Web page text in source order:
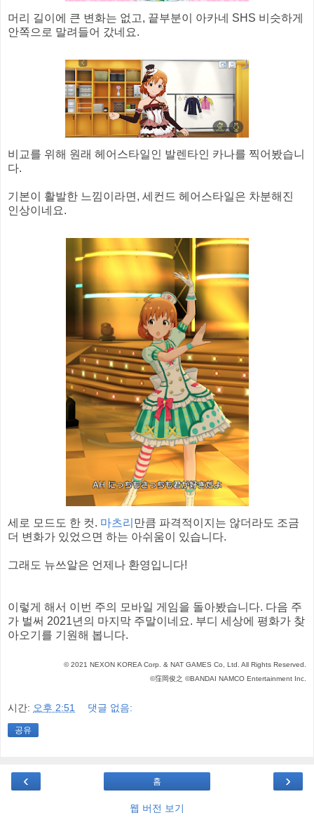
머리 길이에 큰 변화는 없고, 끝부분이 아카네 SHS 비슷하게
안쪽으로 말려들어 갔네요.
비교를 위해 원래 헤어스타일인 발렌타인 카나를 찍어봤습니
다.
기본이 활발한 느낌이라면, 세컨드 헤어스타일은 차분해진
인상이네요.
세로 모드도 한 컷. 마츠리 만큼 파격적이지는 않더라도 조금
더 변화가 있었으면 하는 아쉬움이 있습니다.
그래도 뉴쓰알은 언제나 환영입니다!
이렇게 해서 이번 주의 모바일 게임을 돌아봤습니다. 다음 주
가 벌써 2021년의 마지막 주말이네요. 부디 세상에 평화가 찾
아오기를 기원해 봅니다.
© 2021 NEXON KOREA Corp. & NAT GAMES Co, Ltd. All Rights Reserved.
©窪岡俊之 ©BANDAI NAMCO Entertainment Inc.
시간: 오후 2:51 댓글 없음:
공유
‹ ›
홈
웹 버전 보기